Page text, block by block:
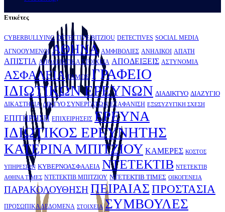
Ετικέτες
CYBERBULLYING DETECTIVE BITZIOU DETECTIVES SOCIAL MEDIA
ΑΓΝΟΟΥΜΕΝΟΙ ΑΘΗΝΑ ΑΜΦΙΒΟΛΙΕΣ ΑΝΗΛΙΚΟΙ ΑΠΑΤΗ
ΑΠΙΣΤΙΑ ΑΠΟΔΕΙΚΤΙΚΑ ΣΤΟΙΧΕΙΑ ΑΠΟΔΕΙΞΕΙΣ ΑΣΤΥΝΟΜΙΑ
ΑΣΦΑΛΕΙΑ ΓΑΜΟΣ ΓΡΑΦΕΙΟ
ΙΔΙΩΤΙΚΩΝ ΕΡΕΥΝΩΝ ΔΙΑΔΙΚΤΥΟ ΔΙΑΖΥΓΙΟ
ΔΙΚΑΣΤΗΡΙΑ ΔΙΚΤΥΟ ΣΥΝΕΡΓΑΤΩΝ ΕΞΑΦΑΝΙΣΗ ΕΞΩΣΥΖΥΓΙΚΗ ΣΧΕΣΗ
ΕΠΙΤΗΡΗΣΗ ΕΠΙΧΕΙΡΗΣΕΙΣ ΕΡΕΥΝΑ
ΙΔΙΩΤΙΚΟΣ ΕΡΕΥΝΗΤΗΣ
ΚATΕΡΙΝΑ ΜΠΙΤΖΙΟΥ ΚΑΜΕΡΕΣ ΚΟΣΤΟΣ
ΥΠΗΡΕΣΙΩΝ ΚΥΒΕΡΝΟΑΣΦΑΛΕΙΑ ΝΤΕΤΕΚΤΙΒ ΝΤΕΤΕΚΤΙΒ
ΑΘΗΝΑ ΤΙΜΕΣ ΝΤΕΤΕΚΤΙΒ ΜΠΙΤΖΙΟΥ ΝΤΕΤΕΚΤΙΒ ΤΙΜΕΣ ΟΙΚΟΓΕΝΕΙΑ
ΠΑΡΑΚΟΛΟΥΘΗΣΗ ΠΕΙΡΑΙΑΣΠΡΟΣΤΑΣΙΑ
ΠΡΟΣΩΠΙΚΑ ΔΕΔΟΜΕΝΑ ΣΤΟΙΧΕΙΑ ΣΥΜΒΟΥΛΕΣ